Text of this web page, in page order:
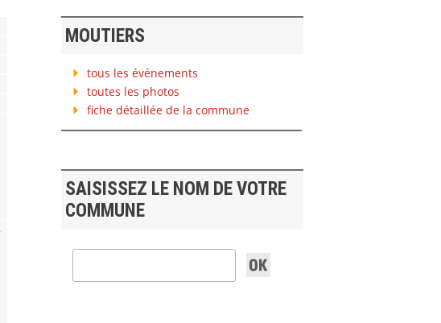
MOUTIERS
tous les événements
toutes les photos
fiche détaillée de la commune
SAISISSEZ LE NOM DE VOTRE
COMMUNE